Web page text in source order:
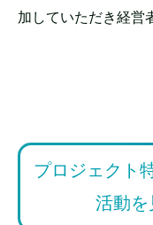
加していただき経営
プロジェクト
活動を